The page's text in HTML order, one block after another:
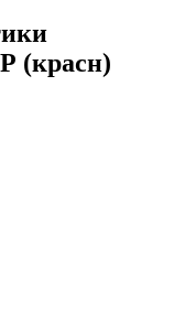
(красн)